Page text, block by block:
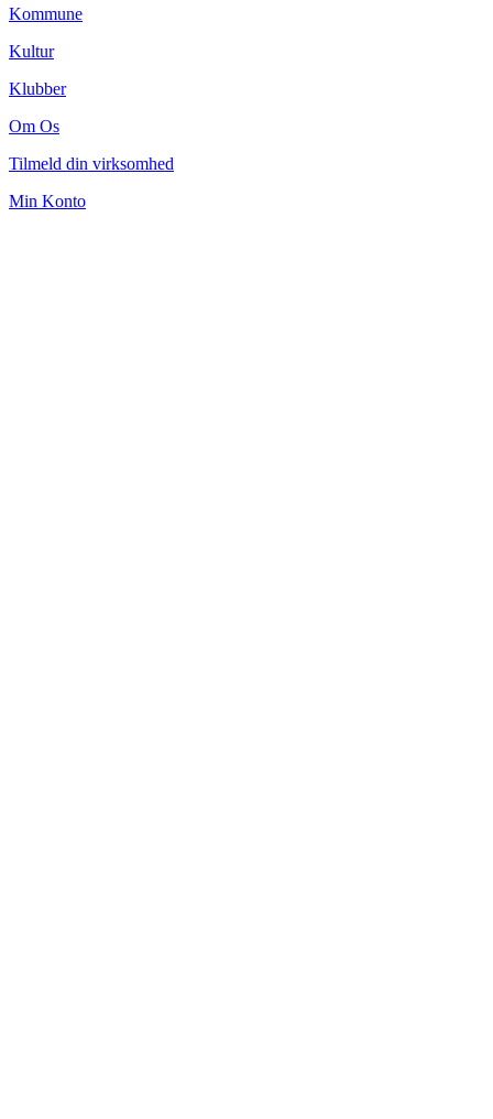
Kommune
Kultur
Klubber
Om Os
Tilmeld din virksomhed
Min Konto